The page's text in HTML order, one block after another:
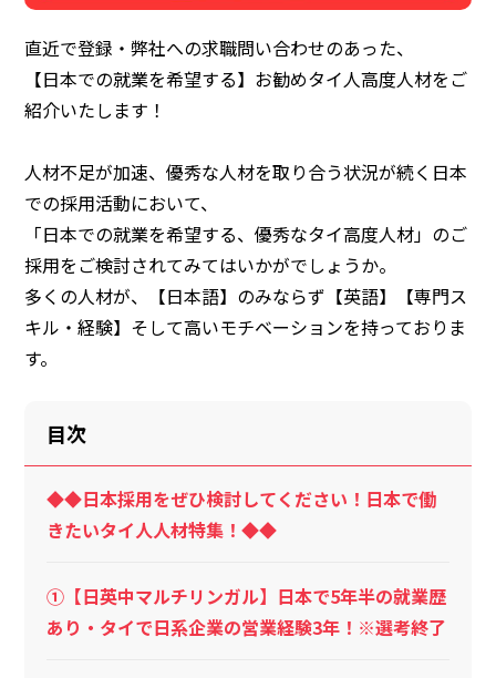
直近で登録・弊社への求職問い合わせのあった、
【日本での就業を希望する】お勧めタイ人高度人材をご
紹介いたします！
人材不足が加速、優秀な人材を取り合う状況が続く日本
での採用活動において、
「日本での就業を希望する、優秀なタイ高度人材」のご
採用をご検討されてみてはいかがでしょうか。
多くの人材が、【日本語】のみならず【英語】【専門ス
キル・経験】そして高いモチベーションを持っておりま
す。
目次
◆◆日本採用をぜひ検討してください！日本で働
きたいタイ人人材特集！◆◆
①【日英中マルチリンガル】日本で5年半の就業歴
あり・タイで日系企業の営業経験3年！※選考終了